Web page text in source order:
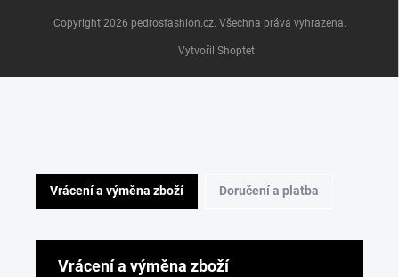
Vytvořil Shoptet
Copyright 2026 pedrosfashion.cz. Všechna práva vyhrazena.
Vrácení a výměna zboží Doručení a platba
Vrácení a výměna zboží